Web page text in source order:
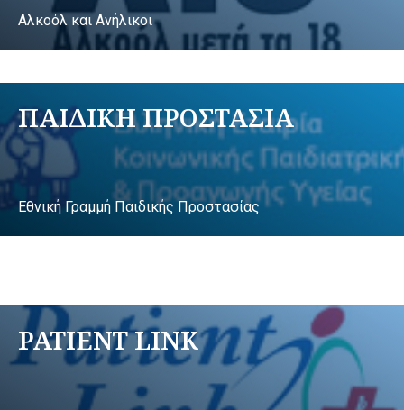
Αλκοόλ και Ανήλικοι
ΠΑΙΔΙΚΗ ΠΡΟΣΤΑΣΙΑ
Εθνική Γραμμή Παιδικής Προστασίας
PATIENT LINK